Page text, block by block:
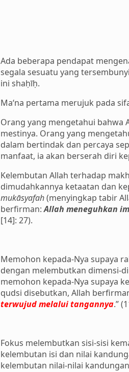
Ada beberapa pendapat
segala sesuatu yang
ini shaḥīḥ.
Ma‘na pertama merujuk pada
Orang yang mengetahui bahwa
mestinya. Orang yang
dalam bertindak dan percaya
manfaat, ia akan berserah diri
Kelembutan Allah terhadap
dimudahkannya ketaatan dan
mukāsyafah(menyingkap tabir
berfirman:Allah meneguhkan
[14]: 27).
Memohon kepada-Nya supaya
dengan melembutkan dimensi-
memohon kepada-Nya supaya
qudsi disebutkan, Allah
terwujud melalui tangannya.”
Fokus melembutkan sisi-sisi
kelembutan isi dan nilai
kelembutan nilai-nilai